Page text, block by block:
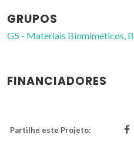
GRUPOS
G5 - Materiais Biomiméticos,
FINANCIADORES
Partilhe este Projeto: